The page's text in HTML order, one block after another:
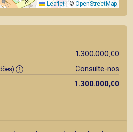
Leaflet | © OpenStreetMap
1.300.000,00
Consulte-nos
1.300.000,00